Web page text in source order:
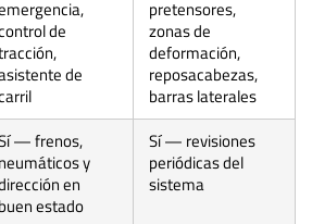
de
de
pretensores,
zonas de
deformación,
reposacabezas,
barras laterales
— frenos,
neumáticos y
en
buen estado
Sí — revisiones
periódicas del
sistema